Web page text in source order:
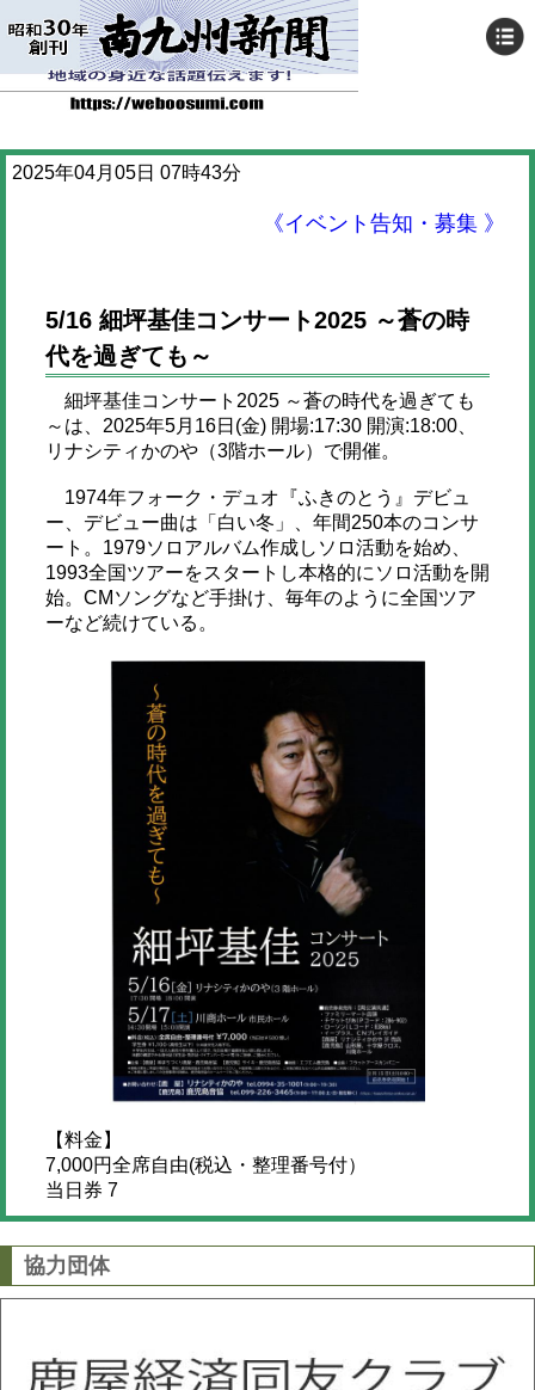
2025年04月05日 07時43分
《イベント告知・募集 》
5/16 細坪基佳コンサート2025 ～蒼の時
代を過ぎても～
細坪基佳コンサート2025 ～蒼の時代を過ぎても
～は、2025年5月16日(金) 開場:17:30 開演:18:00、
リナシティかのや（3階ホール）で開催。
1974年フォーク・デュオ『ふきのとう』デビュ
ー、デビュー曲は「白い冬」、年間250本のコンサ
ート。1979ソロアルバム作成しソロ活動を始め、
1993全国ツアーをスタートし本格的にソロ活動を開
始。CMソングなど手掛け、毎年のように全国ツア
ーなど続けている。
【料金】
7,000円全席自由(税込・整理番号付）
当日券 7
協力団体